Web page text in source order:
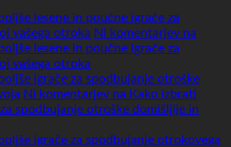
lesene in poučne igrače za
vašega otroka Ni komentarjev na
lesene in poučne igrače za
vašega otroka
igrače za spodbujanje otroške
Ni komentarjev na Kako izbrati
spodbujanje otroške domišljije in
igrače za spodbujanje otrokovega